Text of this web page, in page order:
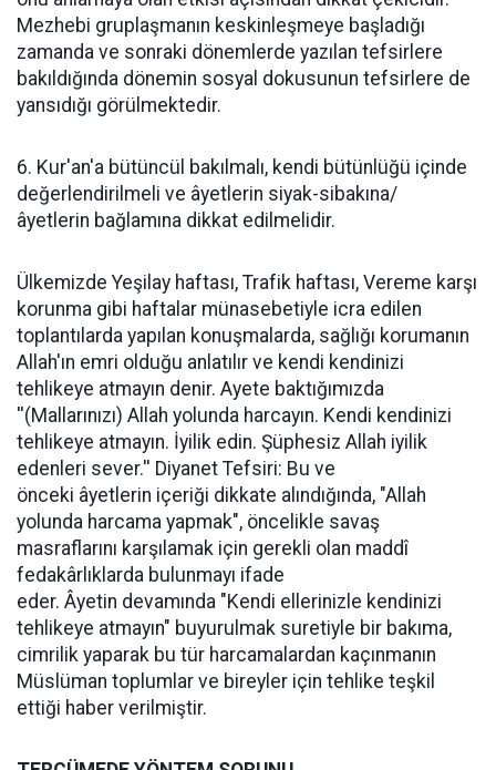
Mezhebi gruplaşmanın keskinleşmeye başladığı
zamanda ve sonraki dönemlerde yazılan tefsirlere
bakıldığında dönemin sosyal dokusunun tefsirlere de
yansıdığı görülmektedir.
6. Kur'an'a bütüncül bakılmalı, kendi bütünlüğü içinde
değerlendirilmeli ve âyetlerin siyak-sibakına/
âyetlerin bağlamına dikkat edilmelidir.
Ülkemizde Yeşilay haftası, Trafik haftası, Vereme karşı
korunma gibi haftalar münasebetiyle icra edilen
toplantılarda yapılan konuşmalarda, sağlığı korumanın
Allah'ın emri olduğu anlatılır ve kendi kendinizi
tehlikeye atmayın denir. Ayete baktığımızda
''(Mallarınızı) Allah yolunda harcayın. Kendi kendinizi
tehlikeye atmayın. İyilik edin. Şüphesiz Allah iyilik
edenleri sever.'' Diyanet Tefsiri: Bu ve
önceki âyetlerin içeriği dikkate alındığında, "Allah
yolunda harcama yapmak", öncelikle savaş
masraflarını karşılamak için gerekli olan maddî
fedakârlıklarda bulunmayı ifade
eder. Âyetin devamında "Kendi ellerinizle kendinizi
tehlikeye atmayın" buyurulmak suretiyle bir bakıma,
cimrilik yaparak bu tür harcamalardan kaçınmanın
Müslüman toplumlar ve bireyler için tehlike teşkil
ettiği haber verilmiştir.